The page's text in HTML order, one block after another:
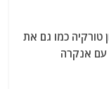
טורקיה כמו גם את
עם אנקרה